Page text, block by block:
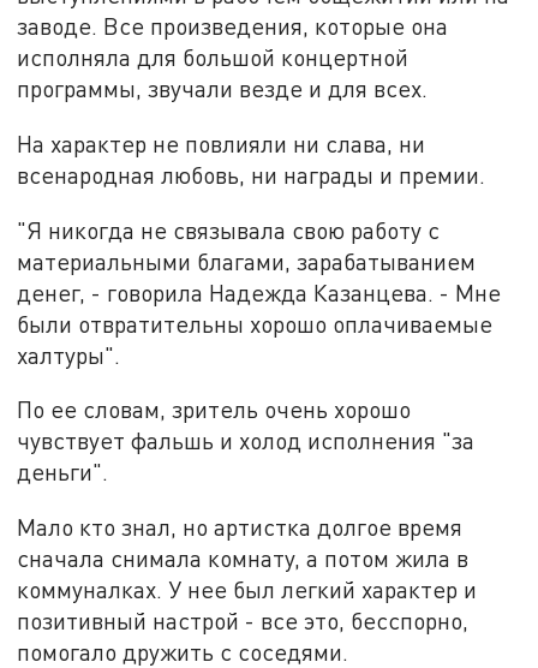
заводе. Все произведения, которые она
исполняла для большой концертной
программы, звучали везде и для всех.
На характер не повлияли ни слава, ни
всенародная любовь, ни награды и премии.
"Я никогда не связывала свою работу с
материальными благами, зарабатыванием
денег, - говорила Надежда Казанцева. - Мне
были отвратительны хорошо оплачиваемые
халтуры".
По ее словам, зритель очень хорошо
чувствует фальшь и холод исполнения "за
деньги".
Мало кто знал, но артистка долгое время
сначала снимала комнату, а потом жила в
коммуналках. У нее был легкий характер и
позитивный настрой - все это, бесспорно,
помогало дружить с соседями.